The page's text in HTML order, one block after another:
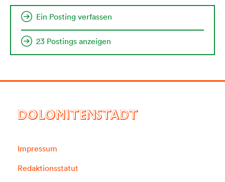
Ein Posting verfassen
23 Postings anzeigen
DOLOMITENSTADT
Impressum
Redaktionsstatut